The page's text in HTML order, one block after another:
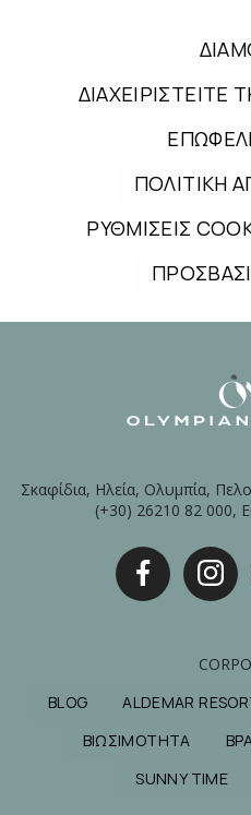
ΔΙΑΧΕΙΡΙΣΤΕΙΤΕ
ΠΟΛΙΤΙΚΗ
ΡΥΘΜΙΣΕΙΣ
Σκαφίδια, Ηλεία, Ολυμπία,
(+30) 26210 82 000,
BLOG
ALDEMAR
ΒΙΩΣΙΜΟΤΗΤΑ
SUNNY TIME